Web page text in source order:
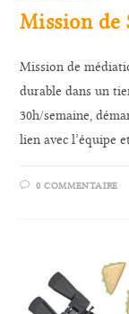
Mission de
Mission de
durable dans un
30h/semaine,
lien avec l’équipe
0 COMMENTAIRE